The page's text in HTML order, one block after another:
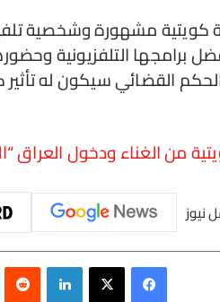
كويتية مشهورة وشخصية
برامجها التلفزيونية
القضائي سيكون له تأثير
من الغناء ودخول العراق
نيوز
فيسبوك ‫X لينكدإن